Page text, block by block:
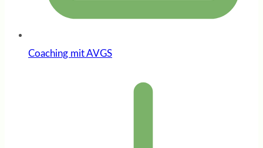
Coaching mit AVGS